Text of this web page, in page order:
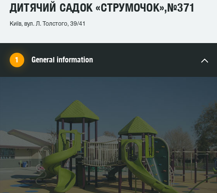
ДИТЯЧИЙ САДОК «СТРУМОЧОК»,№371
Київ, вул. Л. Толстого, 39/41
General information